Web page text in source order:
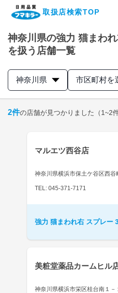
取扱店検索TOP
企業・IR情報サイト
製品情報サイト
取扱店検索はこちら
神奈川県の強力 猫まわ
を扱う店舗一覧
神奈川県 市区町村を
2件の店舗が見つかりました （1~2
マルエツ西谷店
神奈川県横浜市保土ケ谷区西谷
TEL: 045-371-7171
強力 猫まわれ右 スプレー
美粧堂薬品カームヒル
神奈川県横浜市栄区桂台南１－